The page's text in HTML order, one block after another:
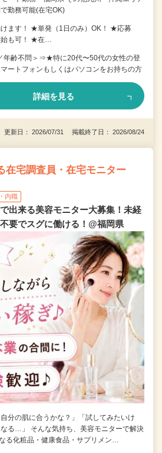
勤務可能(在宅OK)
ます！ ★単発（1日のみ）OK！ ★応募
始も可！ ★在…
年齢不問＞⇒★特に20代〜50代の女性の登
トフォンもしくはパソコンをお持ちの方
詳細を見る
更新日： 2026/07/31 掲載終了日： 2026/08/24
在宅調査員・在宅モニター
内職
出来る美容モニター大募集！未経
要でスグに働ける！@福岡県
自分の肌に合うかな？」「試してみたいけ
る…」 そんな気持ち、美容モニターで解決
る化粧品・健康食品・サプリメン…